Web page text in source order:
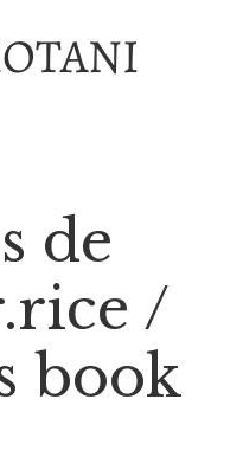
de
/
book